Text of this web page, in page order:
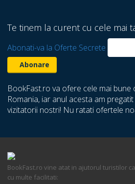
Te tinem la curent cu cele mai
Abonati-va la Oferte Secrete
BookFast.ro va ofere cele mai
Romania, iar anul acesta am
vizitatorii nostri! Nu ratati ofertele
BookFast.ro vine atat in ajutorul turistilor
cu multe facilitati: